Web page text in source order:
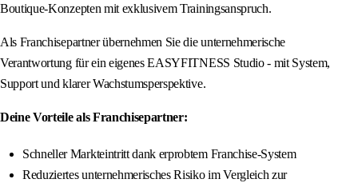
Boutique-Konzepten mit exklusivem Trainingsanspruch.
Als Franchisepartner übernehmen Sie die unternehmerische
Verantwortung für ein eigenes EASYFITNESS Studio - mit System,
Support und klarer Wachstumsperspektive.
Deine Vorteile als Franchisepartner:
Schneller Markteintritt dank erprobtem Franchise-System
Reduziertes unternehmerisches Risiko im Vergleich zur